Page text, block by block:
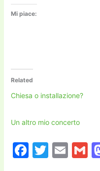
Mi piace:
Related
Chiesa o installazione?
Un altro mio concerto
F
T
E
G